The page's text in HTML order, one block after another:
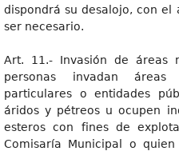
dispondrá su desalojo, con
ser necesario.
Art. 11.- Invasión de áreas
personas invadan áreas
particulares o entidades
áridos y pétreos u ocupen
esteros con fines de
Comisaría Municipal o